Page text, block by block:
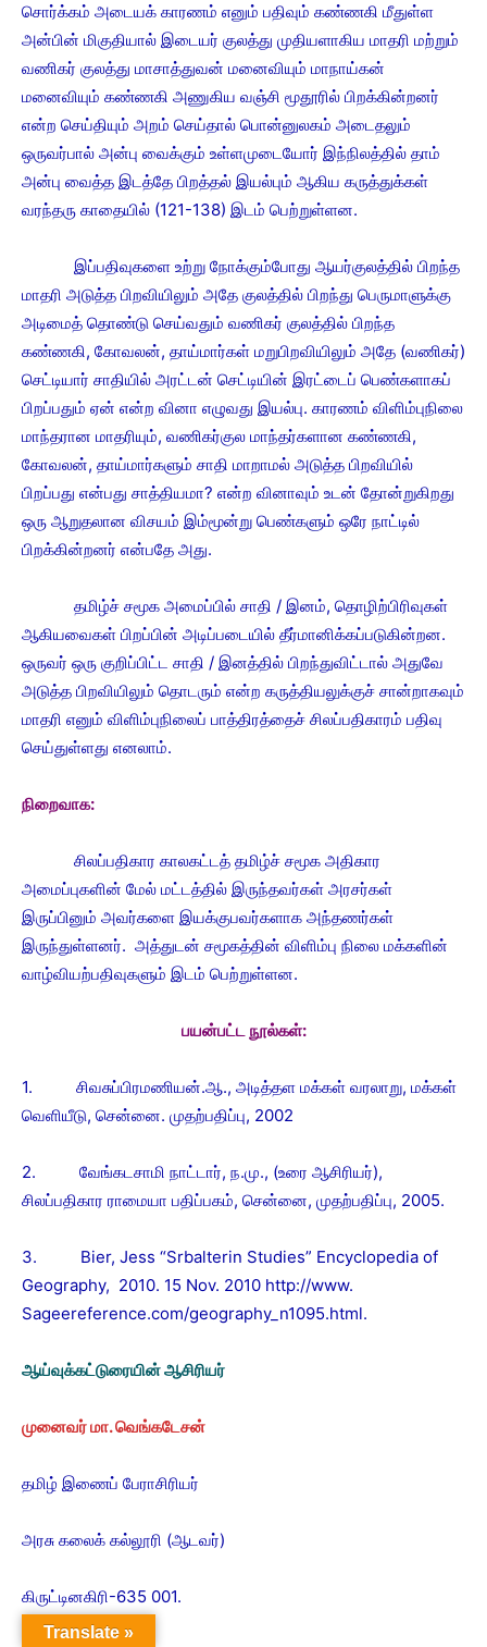
சொர்க்கம் அடையக் காரணம் எனும் பதிவும் கண்ணகி மீதுள்ள
அன்பின் மிகுதியால் இடையர் குலத்து முதியளாகிய மாதரி மற்றும்
வணிகர் குலத்து மாசாத்துவன் மனைவியும் மாநாய்கன்
மனைவியும் கண்ணகி அணுகிய வஞ்சி மூதூரில் பிறக்கின்றனர்
என்ற செய்தியும் அறம் செய்தால் பொன்னுலகம் அடைதலும்
ஒருவர்பால் அன்பு வைக்கும் உள்ளமுடையோர் இந்நிலத்தில் தாம்
அன்பு வைத்த இடத்தே பிறத்தல் இயல்பும் ஆகிய கருத்துக்கள்
வரந்தரு காதையில் (121-138) இடம் பெற்றுள்ளன.
இப்பதிவுகளை உற்று நோக்கும்போது ஆயர்குலத்தில் பிறந்த
மாதரி அடுத்த பிறவியிலும் அதே குலத்தில் பிறந்து பெருமாளுக்கு
அடிமைத் தொண்டு செய்வதும் வணிகர் குலத்தில் பிறந்த
கண்ணகி, கோவலன், தாய்மார்கள் மறுபிறவியிலும் அதே (வணிகர்)
செட்டியார் சாதியில் அரட்டன் செட்டியின் இரட்டைப் பெண்களாகப்
பிறப்பதும் ஏன் என்ற வினா எழுவது இயல்பு. காரணம் விளிம்புநிலை
மாந்தரான மாதரியும், வணிகர்குல மாந்தர்களான கண்ணகி,
கோவலன், தாய்மார்களும் சாதி மாறாமல் அடுத்த பிறவியில்
பிறப்பது என்பது சாத்தியமா? என்ற வினாவும் உடன் தோன்றுகிறது
ஒரு ஆறுதலான விசயம் இம்மூன்று பெண்களும் ஒரே நாட்டில்
பிறக்கின்றனர் என்பதே அது.
தமிழ்ச் சமூக அமைப்பில் சாதி / இனம், தொழிற்பிரிவுகள்
ஆகியவைகள் பிறப்பின் அடிப்படையில் தீர்மானிக்கப்படுகின்றன.
ஒருவர் ஒரு குறிப்பிட்ட சாதி / இனத்தில் பிறந்துவிட்டால் அதுவே
அடுத்த பிறவியிலும் தொடரும் என்ற கருத்தியலுக்குச் சான்றாகவும்
மாதரி எனும் விளிம்புநிலைப் பாத்திரத்தைச் சிலப்பதிகாரம் பதிவு
செய்துள்ளது எனலாம்.
நிறைவாக:
சிலப்பதிகார காலகட்டத் தமிழ்ச் சமூக அதிகார
அமைப்புகளின் மேல் மட்டத்தில் இருந்தவர்கள் அரசர்கள்
இருப்பினும் அவர்களை இயக்குபவர்களாக அந்தணர்கள்
இருந்துள்ளனர். அத்துடன் சமூகத்தின் விளிம்பு நிலை மக்களின்
வாழ்வியற்பதிவுகளும் இடம் பெற்றுள்ளன.
பயன்பட்ட நூல்கள்:
1. சிவசுப்பிரமணியன்.ஆ., அடித்தள மக்கள் வரலாறு, மக்கள்
வெளியீடு, சென்னை. முதற்பதிப்பு, 2002
2. வேங்கடசாமி நாட்டார், ந.மு., (உரை ஆசிரியர்),
சிலப்பதிகார ராமையா பதிப்பகம், சென்னை, முதற்பதிப்பு, 2005.
3. Bier, Jess “Srbalterin Studies” Encyclopedia of
Geography, 2010. 15 Nov. 2010 http://www.
Sageereference.com/geography_n1095.html.
ஆய்வுக்கட்டுரையின் ஆசிரியர்
முனைவர் மா. வெங்கடேசன்
தமிழ் இணைப் பேராசிரியர்
அரசு கலைக் கல்லூரி (ஆடவர்)
கிருட்டினகிரி-635 001.
Translate »